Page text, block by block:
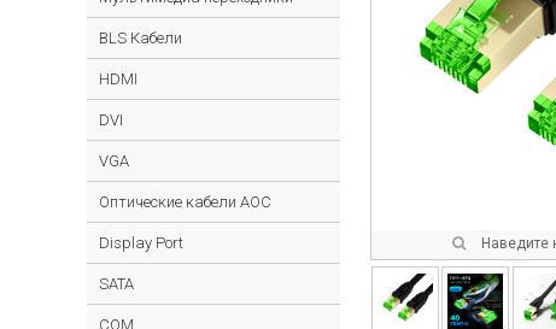
BLS Кабели
HDMI
DVI
VGA
Оптические кабели AOC
Display Port
SATA
COM
Наведите